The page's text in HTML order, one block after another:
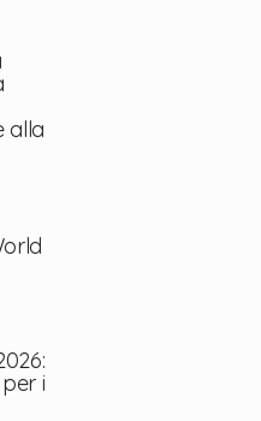
alla
i